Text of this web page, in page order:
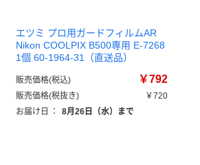
エツミ プロ用ガードフィルムAR
Nikon COOLPIX B500専用 E-7268
1個 60-1964-31（直送品）
販売価格(税込) ￥792
販売価格(税抜き)
￥720
お届け日
： 8月26日（水）まで